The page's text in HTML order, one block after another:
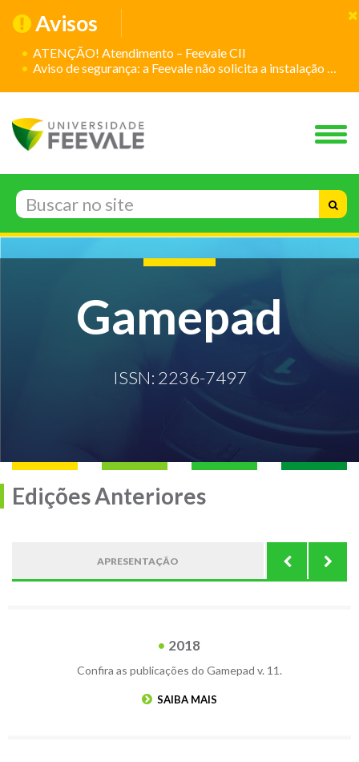
Avisos
ATENÇÃO! Atendimento – Feevale CII
Aviso de segurança: a Feevale não solicita a instalação de aplicativos
Gamepad
ISSN: 2236-7497
Edições Anteriores
APRESENTAÇÃO
2018
Confira as publicações do Gamepad v. 11.
SAIBA MAIS